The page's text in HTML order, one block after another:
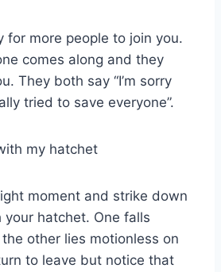
for more people to join you.
comes along and they
They both say “I’m sorry
tried to save everyone”.
my hatchet
moment and strike down
hatchet. One falls
other lies motionless on
to leave but notice that